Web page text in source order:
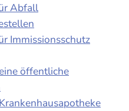
Abfall
Immissionsschutz
öffentliche